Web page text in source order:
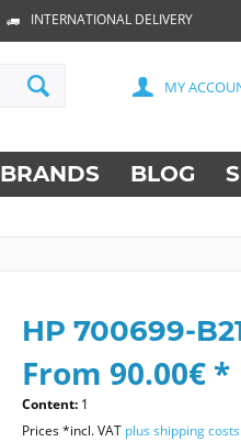
INTERNATIONAL DELIVERY
MY
BRANDS BLOG
HP 700699-
From 90.00€ *
Content: 1
Prices *incl. VAT plus shipping costs